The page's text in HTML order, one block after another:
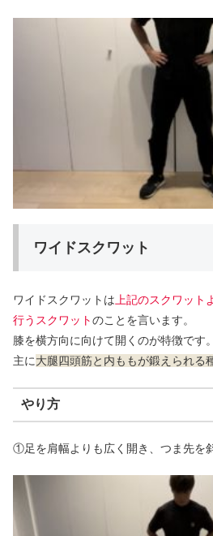
ワイドスクワット
ワイドスクワットは 上記のスクワット
行うスクワットのことを言います。
膝を横方向に向けて開くのが特徴です。
主に大腿四頭筋と内ももが鍛えられる
やり方
①足を肩幅よりも広く開き、つま先を